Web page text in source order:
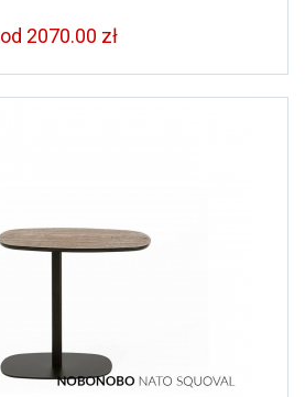
od 2070.00 zł